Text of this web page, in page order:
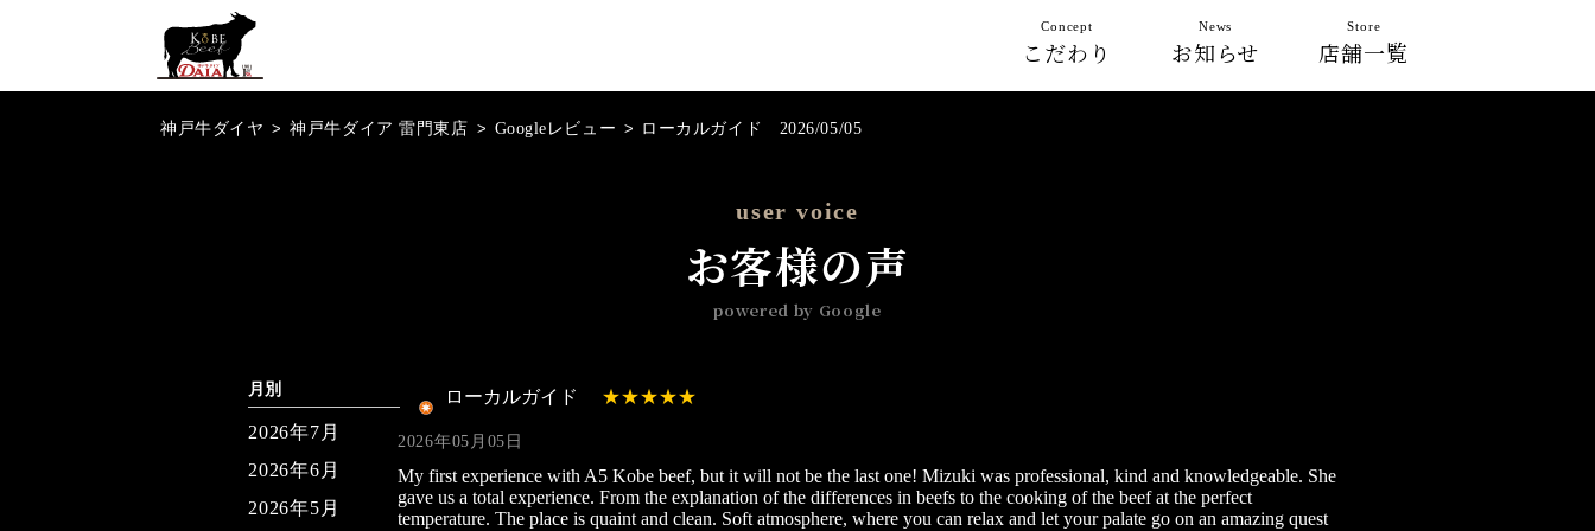
こだわり
Concept
お知らせ
News
店舗一覧
Store
神戸牛ダイヤ > 神戸牛ダイア 雷門東店 > Googleレビュー > ローカルガイド 2026/05/05
user voice
お客様の声
powered by Google
ローカルガイド
2026年05月05日
My first experience with A5 Kobe beef, but it will not be the last one! Mizuki was professional, kind and knowledgeable. She
gave us a total experience. From the explanation of the differences in beefs to the cooking of the beef at the perfect
temperature. The place is quaint and clean. Soft atmosphere, where you can relax and let your palate go on an amazing quest
月別
2026年7月
2026年6月
2026年5月